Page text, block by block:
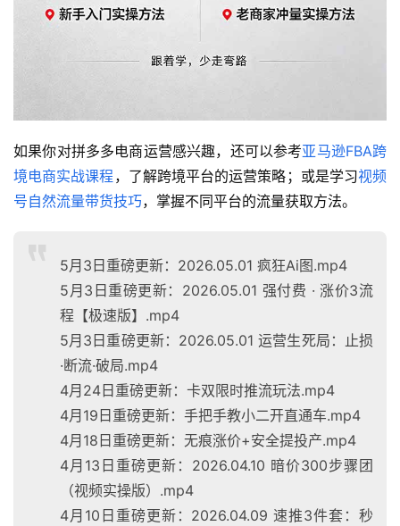
如果你对拼多多电商运营感兴趣，还可以参考亚马逊FBA跨
境电商实战课程 ，了解跨境平台的运营策略；或是学习视频
号自然流量带货技巧，掌握不同平台的流量获取方法。
5月3日重磅更新：2026.05.01 疯狂Ai图.mp4
5月3日重磅更新：2026.05.01 强付费 · 涨价3流
程【极速版】.mp4
5月3日重磅更新：2026.05.01 运营生死局：止损
·断流·破局.mp4
4月24日重磅更新：卡双限时推流玩法.mp4
4月19日重磅更新：手把手教小二开直通车.mp4
4月18日重磅更新：无痕涨价+安全提投产.mp4
4月13日重磅更新：2026.04.10 暗价300步骤团
（视频实操版）.mp4
4月10日重磅更新：2026.04.09 速推3件套：秒